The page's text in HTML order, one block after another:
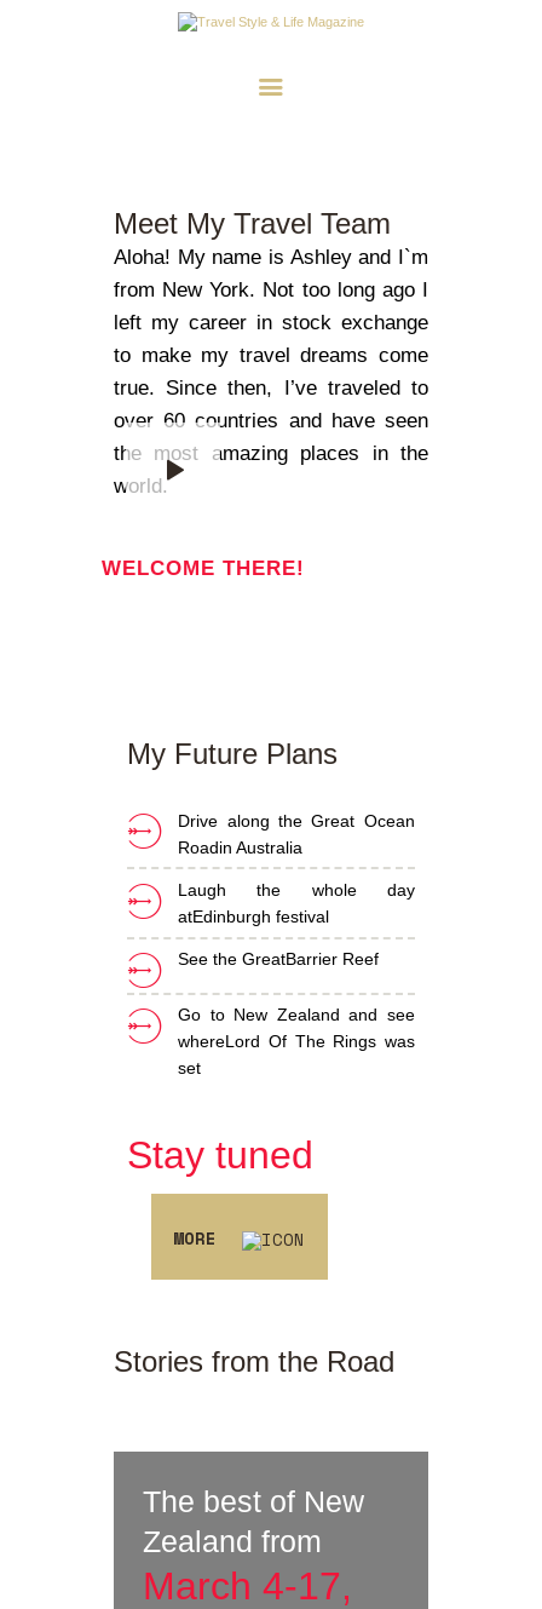
TRAVEL STYLE & LIFE
Meet My Travel Team
Aloha! My name is Ashley and I`m
from New York. Not too long ago I
left my career in stock exchange
to make my travel dreams come
true. Since then, I’ve traveled to
over 60 countries and have seen
the most amazing places in the
world.
WELCOME THERE!
My Future Plans
Drive along the Great Ocean
Roadin Australia
Laugh the whole day
atEdinburgh festival
See the GreatBarrier Reef
Go to New Zealand and see
whereLord Of The Rings was
set
Stay tuned
MORE
Stories from the Road
The best of New
Zealand from
March 4-17,